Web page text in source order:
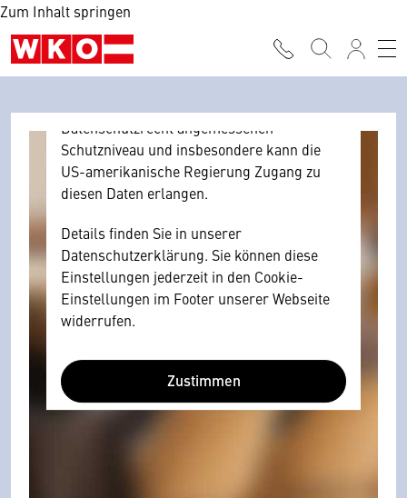
Zum Inhalt springen
Browser personenbezogene technische
Daten zu Geräten und Nutzerverhalten
mitunter mit US-amerikanischen Anbietern
Datenschutzrecht angemessenen
Schutzniveau und insbesondere kann die
US-amerikanische Regierung Zugang zu
diesen Daten erlangen.
Details finden Sie in unserer
Datenschutzerklärung. Sie können diese
Einstellungen jederzeit in den Cookie-
Einstellungen im Footer unserer Webseite
widerrufen.
Zustimmen